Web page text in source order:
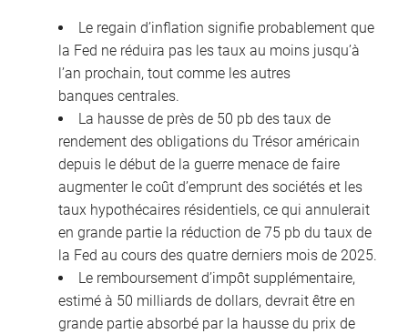
Le regain d’inflation signifie probablement que
la Fed ne réduira pas les taux au moins jusqu’à
l’an prochain, tout comme les autres
banques centrales.
La hausse de près de 50 pb des taux de
rendement des obligations du Trésor américain
depuis le début de la guerre menace de faire
augmenter le coût d’emprunt des sociétés et les
taux hypothécaires résidentiels, ce qui annulerait
en grande partie la réduction de 75 pb du taux de
la Fed au cours des quatre derniers mois de 2025.
Le remboursement d’impôt supplémentaire,
estimé à 50 milliards de dollars, devrait être en
grande partie absorbé par la hausse du prix de